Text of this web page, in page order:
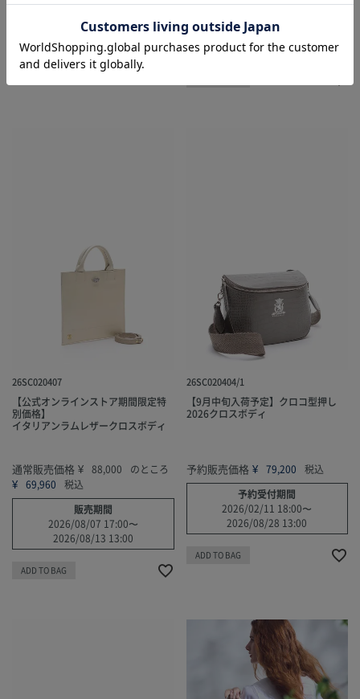
ADD TO BAG
¥ 59,950 税込
26SC020407
【公式オンラインストア期間限定特
別価格】
イタリアンラムレザークロスボディ
通常販売価格 ¥ 88,000 のところ
¥ 69,960
税込
販売期間
2026/08/07 17:00〜
2026/08/13 13:00
ADD TO BAG
26SC020404/1
【9月中旬入荷予定】クロコ型押し
2026クロスボディ
予約販売価格 ¥ 79,200
税込
予約受付期間
2026/02/11 18:00〜
2026/08/28 13:00
ADD TO BAG